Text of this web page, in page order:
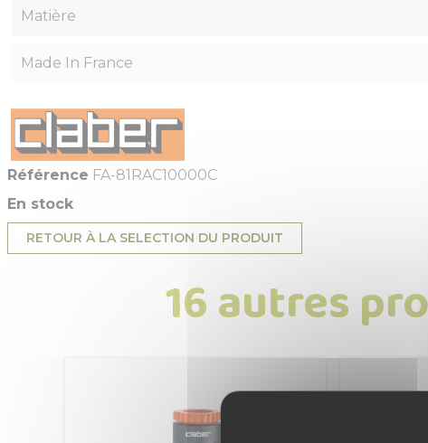
Matière
Made In France
Référence FA-81RAC10000C
En stock
RETOUR À LA SELECTION DU PRODUIT
16 autres